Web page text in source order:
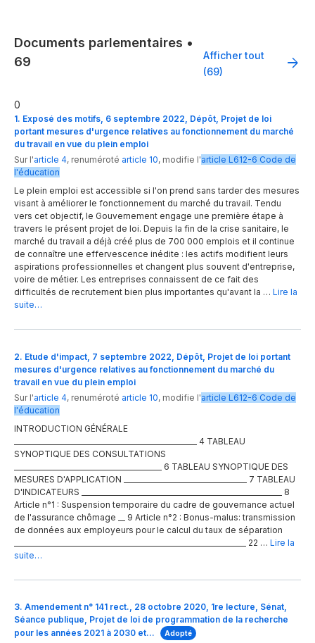
Documents parlementaires •
69
Afficher tout
(69)
0
1. Exposé des motifs, 6 septembre 2022, Dépôt, Projet de loi
portant mesures d'urgence relatives au fonctionnement du marché
du travail en vue du plein emploi
Sur l'article 4, renuméroté article 10, modifie l'article L612-6 Code de
l'éducation
Le plein emploi est accessible si l'on prend sans tarder des mesures
visant à améliorer le fonctionnement du marché du travail. Tendu
vers cet objectif, le Gouvernement engage une première étape à
travers le présent projet de loi. Depuis la fin de la crise sanitaire, le
marché du travail a déjà créé plus de 700 000 emplois et il continue
de connaître une effervescence inédite : les actifs modifient leurs
aspirations professionnelles et changent plus souvent d'entreprise,
voire de métier. Les entreprises connaissent de ce fait des
difficultés de recrutement bien plus importantes qu'avant la … Lire la
suite…
2. Etude d'impact, 7 septembre 2022, Dépôt, Projet de loi portant
mesures d'urgence relatives au fonctionnement du marché du
travail en vue du plein emploi
Sur l'article 4, renuméroté article 10, modifie l'article L612-6 Code de
l'éducation
INTRODUCTION GÉNÉRALE
____________________________________________________ 4 TABLEAU
SYNOPTIQUE DES CONSULTATIONS
__________________________________________ 6 TABLEAU SYNOPTIQUE DES
MESURES D'APPLICATION ___________________________________ 7 TABLEAU
D'INDICATEURS _________________________________________________________ 8
Article n°1 : Suspension temporaire du cadre de gouvernance actuel
de l'assurance chômage __ 9 Article n°2 : Bonus-malus: transmission
de données aux employeurs pour le calcul du taux de séparation
__________________________________________________________________ 22 … Lire la
suite…
3. Amendement n° 141 rect., 28 octobre 2020, 1re lecture, Sénat,
Séance publique, Projet de loi de programmation de la recherche
pour les années 2021 à 2030 et…
Adopté